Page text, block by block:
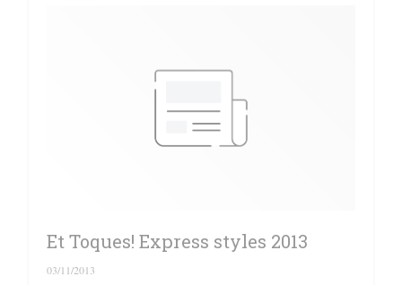
Et Toques! Express styles 2013
03/11/2013